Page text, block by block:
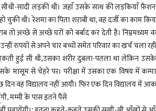
सादी लड़की थी। जहांँ उसके साथ की लड़कियांँ
चुकी थी। रेशमा का पिता शराबी था, वह दर्जी का काम
तो अच्छे से अच्छे घरों को बर्बाद कर देती है। निम्नमध्यम
रुपयों से अपने चार बच्चों समेत परिवार का खर्च चला
हुई सी थी,उसका शरीर दुबला-पतला था लेकिन
मासूम से चेहरे पर। परीक्षा में उसका एक विषय में
वह विद्यालय नहीं आयी। फिर एक दिन विद्यालय में
मम्मी के पास इतने पैसे